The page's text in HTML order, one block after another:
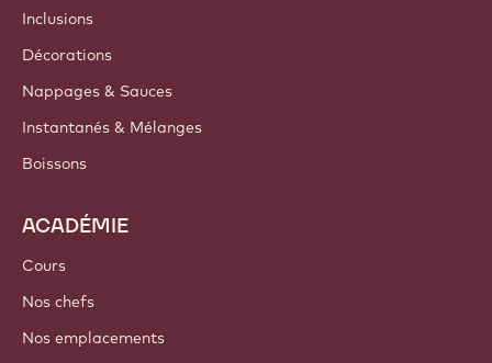
Inclusions
Décorations
Nappages & Sauces
Instantanés & Mélanges
Boissons
ACADÉMIE
Cours
Nos chefs
Nos emplacements